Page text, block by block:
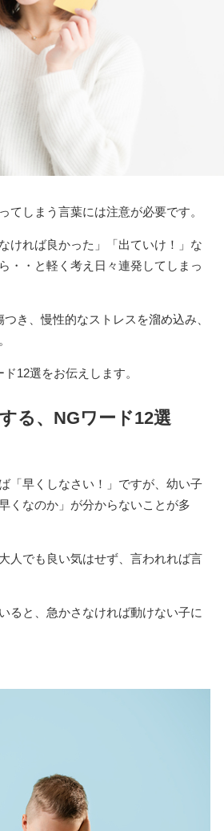
しまう言葉には注意が必要です。
ければ良かった」「出ていけ！」な
・・と軽く考え日々連発してしまっ
き、慢性的なストレスを溜め込み、
12選をお伝えします。
る、NGワード12選
「早くしなさい！」ですが、幼い子
くなのか」が分からないことが多
人でも良い気はせず、言われれば言
ると、急かさなければ動けない子に